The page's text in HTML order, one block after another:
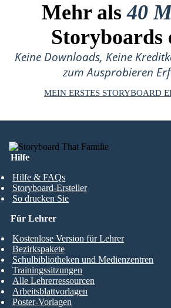
Mehr als40
Storyboards
Keine Downloads, Keine
zum Ausprobieren
MEIN ERSTES STORYBOARD
Hilfe
Hilfe & FAQs
Storyboard-Ersteller
So drucken Sie
Für Lehrer
Kostenlose Version für Lehrer
Bezirkspakete
Schulbibliotheken und Medienzentren
Trainingssitzungen
Alle Lehrerressourcen
Arbeitsblattvorlagen
Poster-Vorlagen